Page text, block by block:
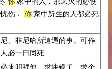
伤． 你家中所生的人都必死
、非尼哈所遭遇的事、可作
必一日同死．
来叩拜他、求块银子、求个